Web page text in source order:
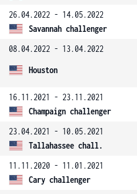
26.04.2022 - 14.05.2022
Savannah challenger
08.04.2022 - 13.04.2022
Houston
16.11.2021 - 23.11.2021
Champaign challenger
23.04.2021 - 10.05.2021
Tallahassee chall.
11.11.2020 - 11.01.2021
Cary challenger